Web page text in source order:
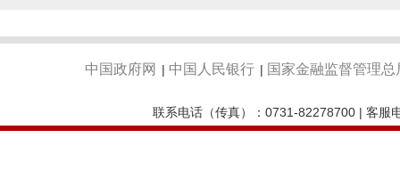
中国政府网 | 中国人民银行 | 国家金融监督管理总
联系电话（传真）：0731-82278700 | 客服